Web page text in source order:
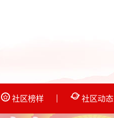
社区榜样 社区动态